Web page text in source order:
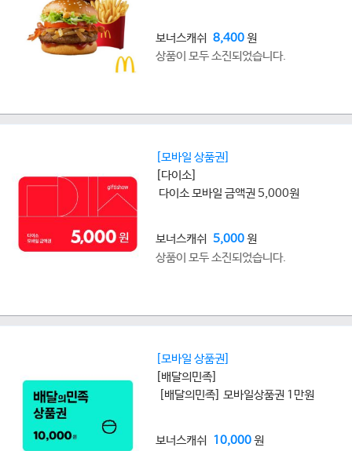
보너스캐쉬 8,400원
상품이 모두 소진되었습니다.
[모바일 상품권]
[다이소]
다이소 모바일 금액권 5,000원
보너스캐쉬 5,000원
상품이 모두 소진되었습니다.
[모바일 상품권]
[배달의민족]
[배달의민족] 모바일상품권 1만원
보너스캐쉬 10,000원